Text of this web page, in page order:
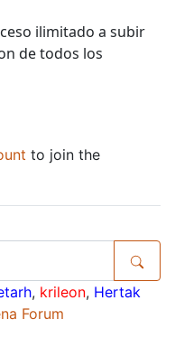
ilimitado a subir
de todos los
to join the
, krileon, Hertak
Forum